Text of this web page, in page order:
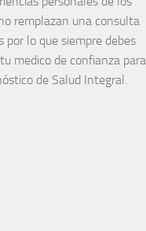
remplazan una consulta
por lo que siempre debes
medico de confianza para
de Salud Integral.